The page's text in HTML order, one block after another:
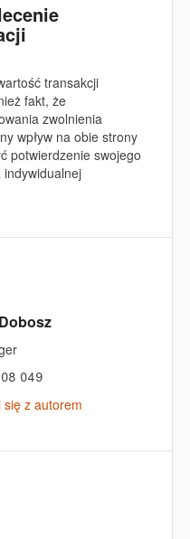
transakcji
fakt, że
zwolnienia
wpływ na obie strony
potwierdzenie swojego
049
się z autorem